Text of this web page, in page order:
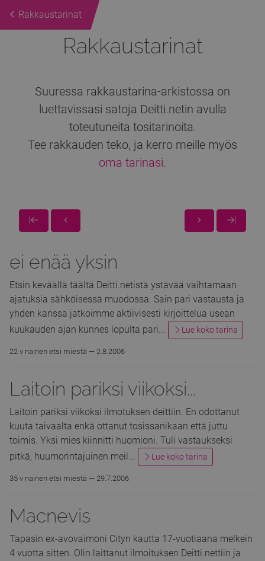
Rakkaustarinat
Rakkaustarinat
Suuressa rakkaustarina-arkistossa on
luettavissasi satoja Deitti.netin avulla
toteutuneita tositarinoita.
Tee rakkauden teko, ja kerro meille myös
oma tarinasi.
ei enää yksin
Etsin keväällä täältä Deitti.netistä ystävää vaihtamaan
ajatuksia sähköisessä muodossa. Sain pari vastausta ja
yhden kanssa jatkoimme aktiivisesti kirjoittelua usean
kuukauden ajan kunnes lopulta pari...
Lue koko tarina
22 v nainen etsi miestä — 2.8.2006
Laitoin pariksi viikoksi...
Laitoin pariksi viikoksi ilmotuksen deittiin. En odottanut
kuuta taivaalta enkä ottanut tosissanikaan että juttu
toimis. Yksi mies kiinnitti huomioni. Tuli vastaukseksi
pitkä, huumorintajuinen meil...
Lue koko tarina
35 v nainen etsi miestä — 29.7.2006
Macnevis
Tapasin ex-avovaimoni Cityn kautta 17-vuotiaana melkein
4 vuotta sitten. Olin laittanut ilmoituksen Deitti.nettiin ja